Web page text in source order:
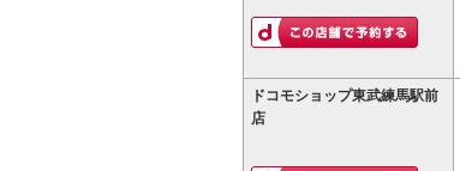
ドコモショップ東武練馬駅前
店